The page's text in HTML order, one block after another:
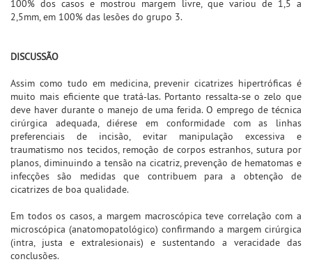
100% dos casos e mostrou margem livre, que variou de 1,5 a
2,5mm, em 100% das lesões do grupo 3.
DISCUSSÃO
Assim como tudo em medicina, prevenir cicatrizes hipertróficas é
muito mais eficiente que tratá-las. Portanto ressalta-se o zelo que
deve haver durante o manejo de uma ferida. O emprego de técnica
cirúrgica adequada, diérese em conformidade com as linhas
preferenciais de incisão, evitar manipulação excessiva e
traumatismo nos tecidos, remoção de corpos estranhos, sutura por
planos, diminuindo a tensão na cicatriz, prevenção de hematomas e
infecções são medidas que contribuem para a obtenção de
cicatrizes de boa qualidade.
Em todos os casos, a margem macroscópica teve correlação com a
microscópica (anatomopatológico) confirmando a margem cirúrgica
(intra, justa e extralesionais) e sustentando a veracidade das
conclusões.